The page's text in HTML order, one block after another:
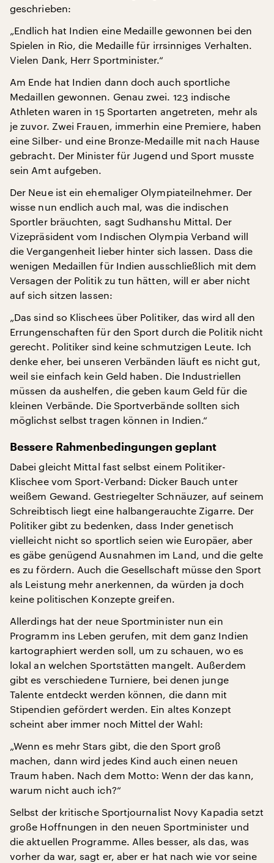
geschrieben:
„Endlich hat Indien eine Medaille gewonnen bei den
Spielen in Rio, die Medaille für irrsinniges Verhalten.
Vielen Dank, Herr Sportminister.“
Am Ende hat Indien dann doch auch sportliche
Medaillen gewonnen. Genau zwei. 123 indische
Athleten waren in 15 Sportarten angetreten, mehr als
je zuvor. Zwei Frauen, immerhin eine Premiere, haben
eine Silber- und eine Bronze-Medaille mit nach Hause
gebracht. Der Minister für Jugend und Sport musste
sein Amt aufgeben.
Der Neue ist ein ehemaliger Olympiateilnehmer. Der
wisse nun endlich auch mal, was die indischen
Sportler bräuchten, sagt Sudhanshu Mittal. Der
Vizepräsident vom Indischen Olympia Verband will
die Vergangenheit lieber hinter sich lassen. Dass die
wenigen Medaillen für Indien ausschließlich mit dem
Versagen der Politik zu tun hätten, will er aber nicht
auf sich sitzen lassen:
„Das sind so Klischees über Politiker, das wird all den
Errungenschaften für den Sport durch die Politik nicht
gerecht. Politiker sind keine schmutzigen Leute. Ich
denke eher, bei unseren Verbänden läuft es nicht gut,
weil sie einfach kein Geld haben. Die Industriellen
müssen da aushelfen, die geben kaum Geld für die
kleinen Verbände. Die Sportverbände sollten sich
möglichst selbst tragen können in Indien.“
Bessere Rahmenbedingungen geplant
Dabei gleicht Mittal fast selbst einem Politiker-
Klischee vom Sport-Verband: Dicker Bauch unter
weißem Gewand. Gestriegelter Schnäuzer, auf seinem
Schreibtisch liegt eine halbangerauchte Zigarre. Der
Politiker gibt zu bedenken, dass Inder genetisch
vielleicht nicht so sportlich seien wie Europäer, aber
es gäbe genügend Ausnahmen im Land, und die gelte
es zu fördern. Auch die Gesellschaft müsse den Sport
als Leistung mehr anerkennen, da würden ja doch
keine politischen Konzepte greifen.
Allerdings hat der neue Sportminister nun ein
Programm ins Leben gerufen, mit dem ganz Indien
kartographiert werden soll, um zu schauen, wo es
lokal an welchen Sportstätten mangelt. Außerdem
gibt es verschiedene Turniere, bei denen junge
Talente entdeckt werden können, die dann mit
Stipendien gefördert werden. Ein altes Konzept
scheint aber immer noch Mittel der Wahl:
„Wenn es mehr Stars gibt, die den Sport groß
machen, dann wird jedes Kind auch einen neuen
Traum haben. Nach dem Motto: Wenn der das kann,
warum nicht auch ich?“
Selbst der kritische Sportjournalist Novy Kapadia setzt
große Hoffnungen in den neuen Sportminister und
die aktuellen Programme. Alles besser, als das, was
vorher da war, sagt er, aber er hat nach wie vor seine